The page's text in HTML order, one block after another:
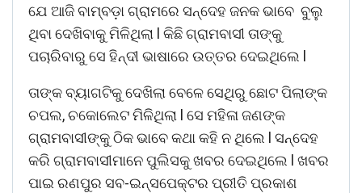
ଯେ ଆଜି ବାମ୍ବଡ଼ା ଗ୍ରାମରେ ସନ୍ଦେହ ଜନକ ଭାବେ ବୁଲୁ
ଥିବା ଦେଖିବାକୁ ମିଳିଥିଲା l କିଛି ଗ୍ରାମବାସୀ ତାଙ୍କୁ
ପଚାରିବାରୁ ସେ ହିନ୍ଦୀ ଭାଷାରେ ଉତ୍ତର ଦେଇଥିଲେ l
ତାଙ୍କ ବ୍ୟାଗଟିକୁ ଦେଖିଲା ବେଳେ ସେଥିରୁ ଛୋଟ ପିଲାଙ୍କ
ଚପଲ, ଚକୋଲେଟ ମିଳିଥିଲା l ସେ ମହିଳା ଜଣଙ୍କ
ଗ୍ରାମବାସୀଙ୍କୁ ଠିକ ଭାବେ କଥା କହି ନ ଥିଲେ l ସନ୍ଦେହ
କରି ଗ୍ରାମବାସୀମାନେ ପୁଲିସକୁ ଖବର ଦେଇଥିଲେ l ଖବର
ପାଇ ରଣପୁର ସବ-ଇନ୍ସପେକ୍ଟର ପ୍ରୀତି ପ୍ରକାଶ